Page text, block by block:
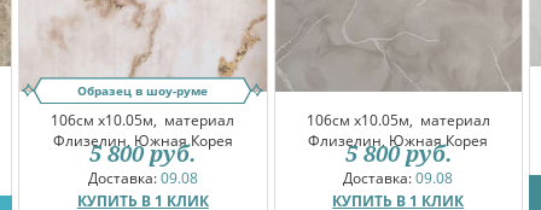
Образец в шоу-руме
106см x10.05м, материал
Флизелин, Южная Корея
Доставка:09.08
КУПИТЬ В 1 КЛИК
5 800 руб.
106см x10.05м, материал
Флизелин, Южная Корея
Доставка:09.08
КУПИТЬ В 1 КЛИК
5 800 руб.